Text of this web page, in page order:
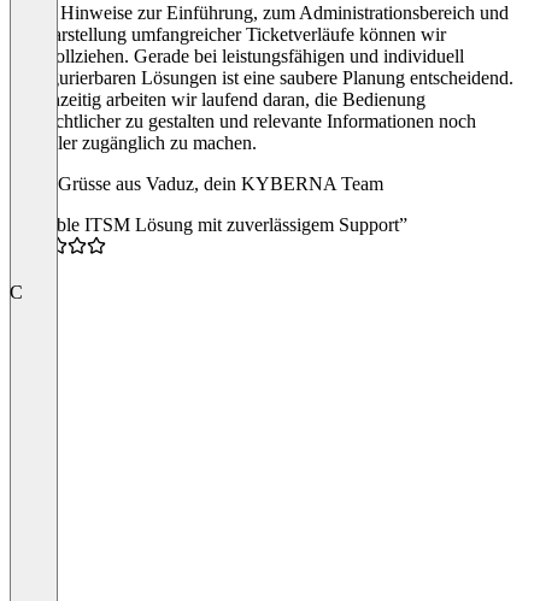
Deine Hinweise zur Einführung, zum Administrationsbereich und
zur Darstellung umfangreicher Ticketverläufe können wir
nachvollziehen. Gerade bei leistungsfähigen und individuell
konfigurierbaren Lösungen ist eine saubere Planung entscheidend.
Gleichzeitig arbeiten wir laufend daran, die Bedienung
übersichtlicher zu gestalten und relevante Informationen noch
schneller zugänglich zu machen.
Liebe Grüsse aus Vaduz, dein KYBERNA Team
“Flexible ITSM Lösung mit zuverlässigem Support”
C